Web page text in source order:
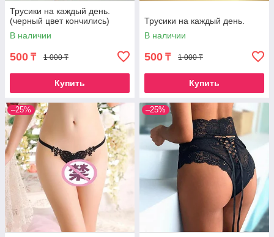
Трусики на каждый день.
(черный цвет кончились)
В наличии
500 ₸ 1 000 ₸
Купить
Трусики на каждый день.
В наличии
500 ₸ 1 000 ₸
Купить
–25% –25%